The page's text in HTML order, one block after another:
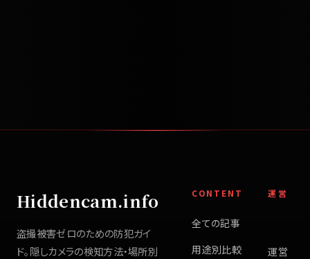
Hiddencam.info
盗撮被害ゼロのための防犯ガイ
ド。隠しカメラの検知方法・場所別
CONTENT
全ての記事
用途別比較
運営
運営